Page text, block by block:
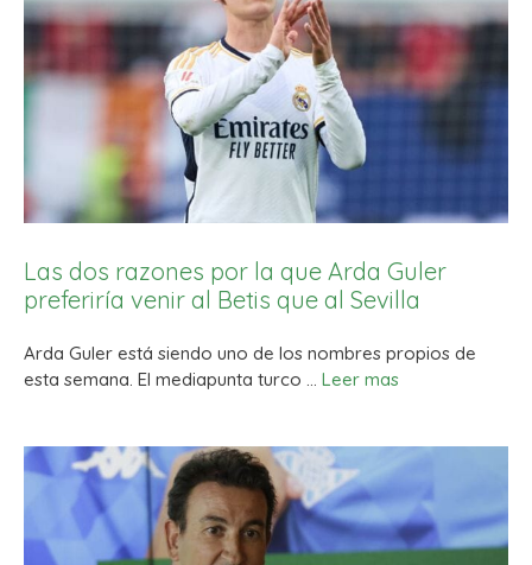
Las dos razones por la que Arda Guler
preferiría venir al Betis que al Sevilla
Arda Guler está siendo uno de los nombres propios de
esta semana. El mediapunta turco … Leer mas